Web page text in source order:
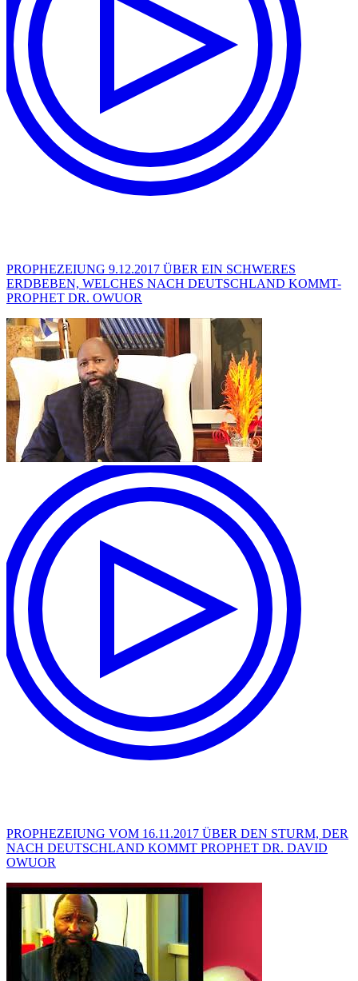
PROPHEZEIUNG 9.12.2017 ÜBER EIN SCHWERES
ERDBEBEN, WELCHES NACH DEUTSCHLAND KOMMT-
PROPHET DR. OWUOR
PROPHEZEIUNG VOM 16.11.2017 ÜBER DEN STURM, DER
NACH DEUTSCHLAND KOMMT PROPHET DR. DAVID
OWUOR